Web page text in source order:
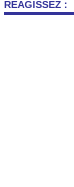
REAGISSEZ :